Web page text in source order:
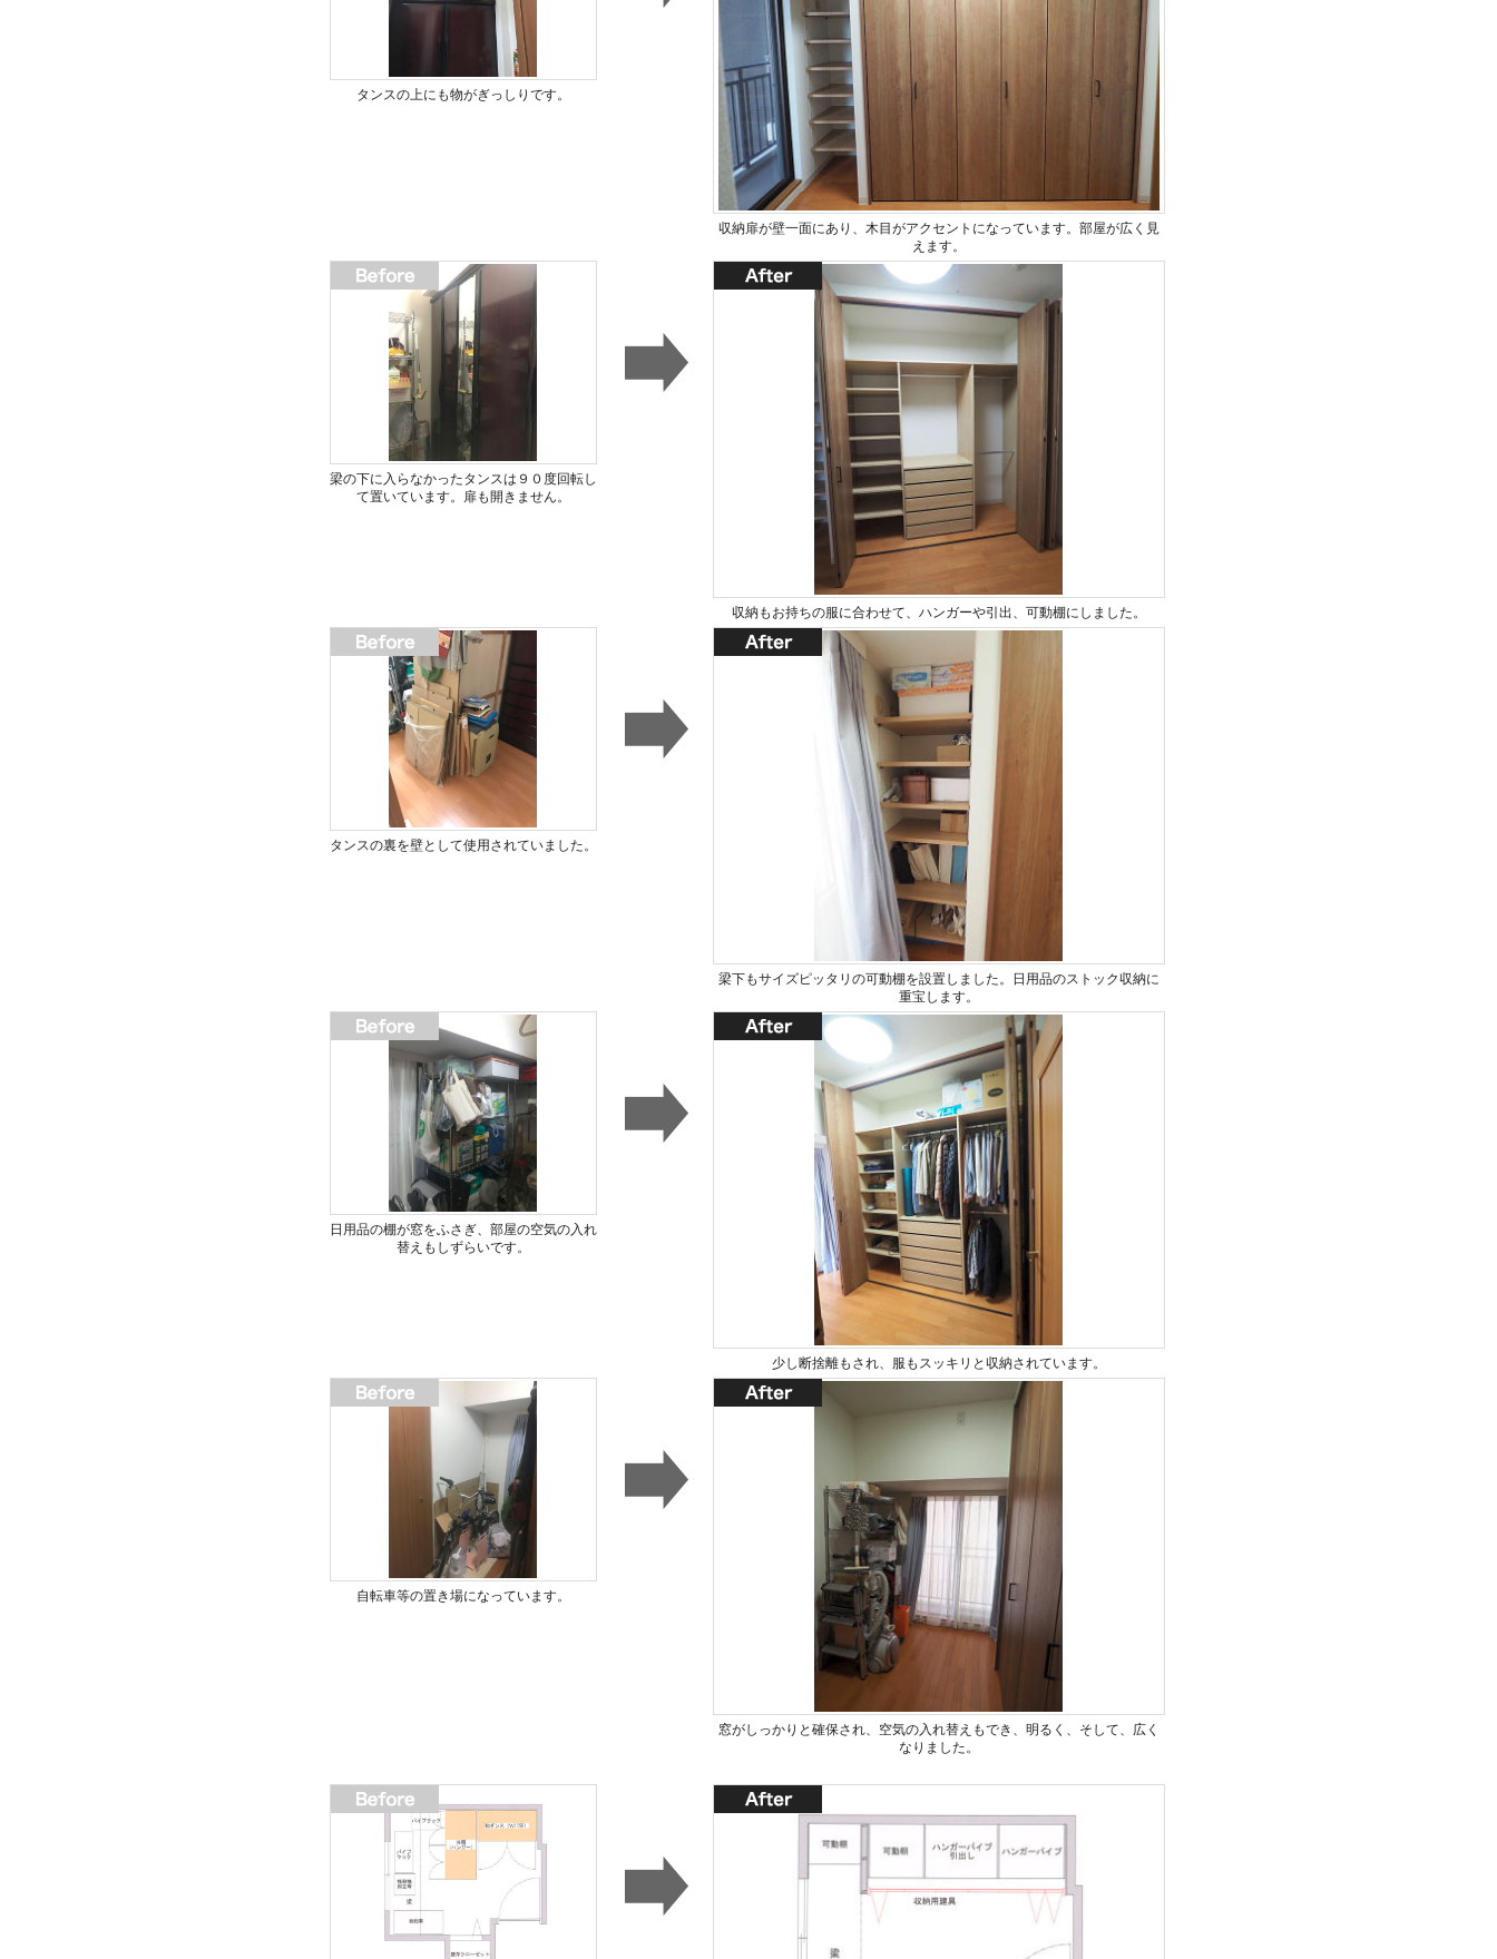
タンスの上にも物がぎっしりです。
収納扉が壁一面にあり、木目がアクセントになっています。部屋が広く見
えます。
梁の下に入らなかったタンスは９０度回転し
て置いています。扉も開きません。
収納もお持ちの服に合わせて、ハンガーや引出、可動棚にしました。
タンスの裏を壁として使用されていました。
梁下もサイズピッタリの可動棚を設置しました。日用品のストック収納に
重宝します。
日用品の棚が窓をふさぎ、部屋の空気の入れ
替えもしずらいです。
少し断捨離もされ、服もスッキリと収納されています。
自転車等の置き場になっています。
窓がしっかりと確保され、空気の入れ替えもでき、明るく、そして、広く
なりました。